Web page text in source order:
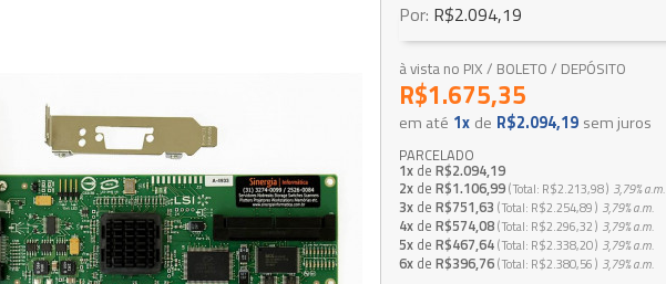
Por: R$2.094,19
à vista no PIX / BOLETO / DEPÓSITO
R$1.675,35
em até 1x de R$2.094,19 sem juros
PARCELADO
1x de R$2.094,19
2x de R$1.106,99 Total R$2.213,98 3,79%a.m.
3x de R$751,63 Total R$2.254,89 3,79%a.m.
4x de R$574,08 Total R$2.296,32 3,79%a.m.
5x de R$467,64 Total R$2.338,20 3,79%a.m.
6x de R$396,76 Total R$2.380,56 3,79%a.m.